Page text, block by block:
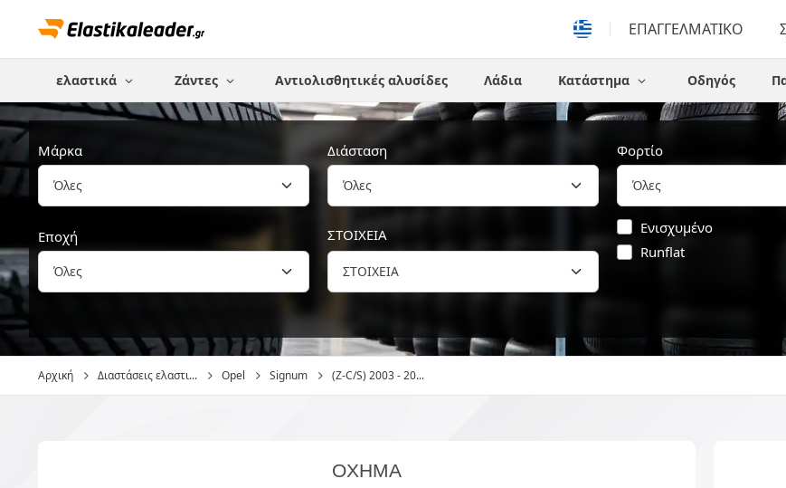
ΕΠΑΓΓΕΛΜΑΤΙΚΟ
ελαστικά Ζάντες Αντιολισθητικές αλυσίδες Λάδια Κατάστημα Οδηγός
Μάρκα
Όλες
Διάσταση Φορτίο
Εποχή ΣΤΟΙΧΕΙΑ
ΣΤΟΙΧΕΙΑ
Ενισχυμένο
Runflat
Αρχική Διαστάσεις ελαστι... Opel Signum (Z-C/S) 2003 - 20...
ΌΧΗΜΑ